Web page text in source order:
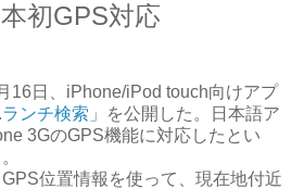
初GPS対応
16日、iPhone/iPod touch向けアプ
ンチ検索 」を公開した。日本語ア
3GのGPS機能に対応したとい
位置情報を使って、現在地付近